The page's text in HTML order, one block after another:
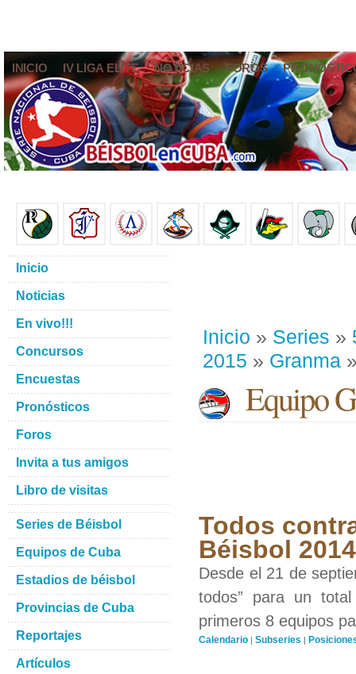
INICIO IV LIGA ELITE NOTICIAS FOROS
Inicio » Series »
2015 » Granma
Equipo
Todos
Béisbol
Desde el 21 de
todos” para un
primeros 8 equipos
Calendario | Subseries |
Inicio
Noticias
En vivo!!!
Concursos
Encuestas
Pronósticos
Foros
Invita a tus amigos
Libro de visitas
Series de Béisbol
Equipos de Cuba
Estadios de béisbol
Provincias de Cuba
Reportajes
Artículos